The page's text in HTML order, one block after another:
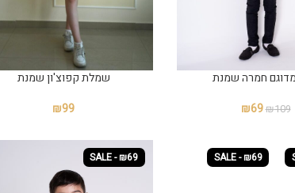
חמרה שמנת
₪109
₪69
שמלת קפוצ'ון שמנת
₪99
SALE - ₪69
SALE - ₪69